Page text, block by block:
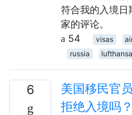
符合我的入境日
家的评论。
54
visas
russia
lufthansa
6
美国移民官
拒绝入境吗？